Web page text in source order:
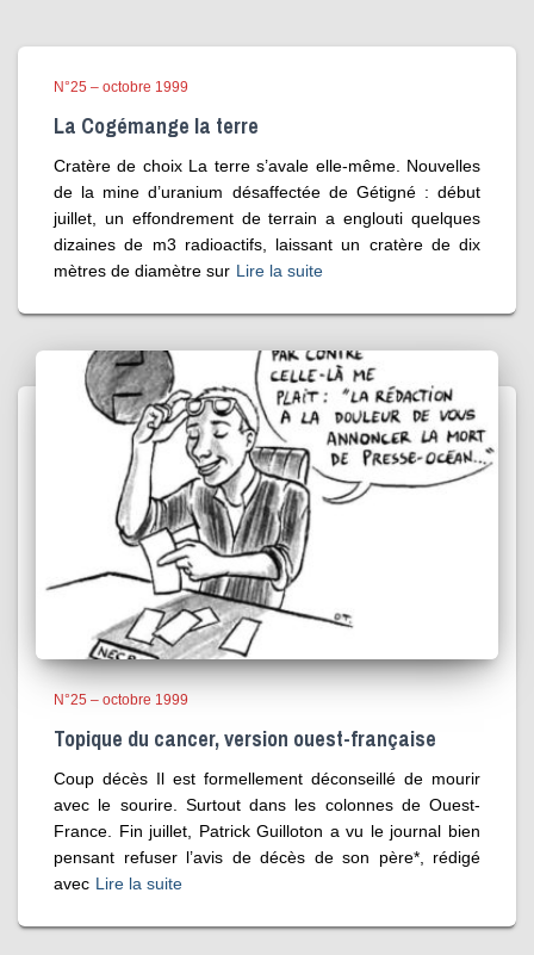
N°25 – octobre 1999
La Cogémange la terre
Cratère de choix La terre s’avale elle-même. Nouvelles
de la mine d’uranium désaffectée de Gétigné : début
juillet, un effondrement de terrain a englouti quelques
dizaines de m3 radioactifs, laissant un cratère de dix
mètres de diamètre sur Lire la suite
N°25 – octobre 1999
Topique du cancer, version ouest-française
Coup décès Il est formellement déconseillé de mourir
avec le sourire. Surtout dans les colonnes de Ouest-
France. Fin juillet, Patrick Guilloton a vu le journal bien
pensant refuser l’avis de décès de son père*, rédigé
avec Lire la suite